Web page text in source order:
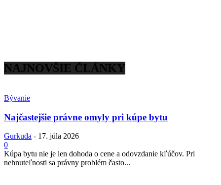
NAJNOVŠIE ČLÁNKY
Bývanie
Najčastejšie právne omyly pri kúpe bytu
Gurkuda - 17. júla 2026
0
Kúpa bytu nie je len dohoda o cene a odovzdanie kľúčov. Pri
nehnuteľnosti sa právny problém často...